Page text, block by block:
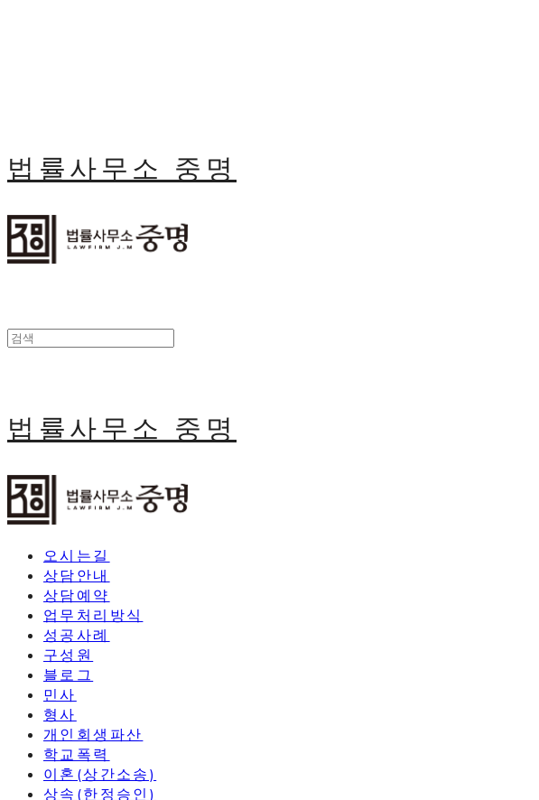
법률사무소 중명
법률사무소 중명
오시는길
상담안내
상담예약
업무처리방식
성공사례
구성원
블로그
민사
형사
개인회생파산
학교폭력
이혼(상간소송)
상속(한정승인)